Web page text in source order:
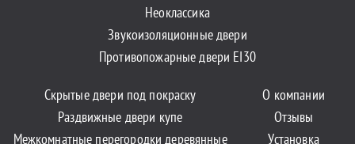
Неоклассика
Звукоизоляционные двери
Противопожарные двери EI30
Скрытые двери под покраску
Раздвижные двери купе
Межкомнатные перегородки деревянные
О компании
Отзывы
Установка